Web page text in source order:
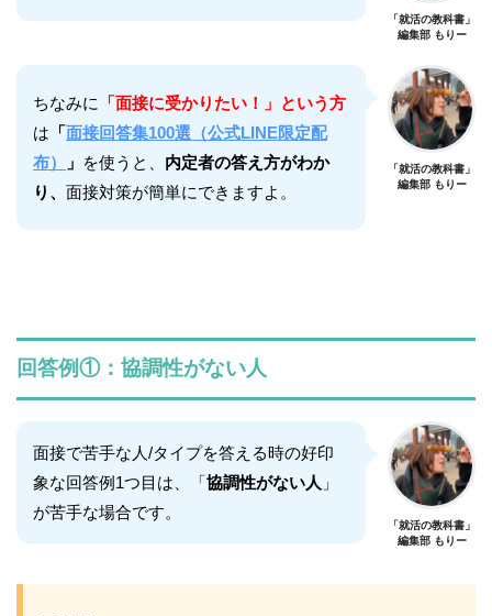
「就活の教科書」
編集部 もりー
ちなみに
「面接に受かりたい！」という方
は 「面接回答集100選（公式LINE限定配
布）
」 を使うと、 内定者の答え方がわか
り、 面接対策が簡単にできますよ。
「就活の教科書」
編集部 もりー
回答例①：協調性がない人
面接で苦手な人/タイプを答える時の好印
象な回答例1つ目は、「協調性がない人 」
が苦手な場合です。
「就活の教科書」
編集部 もりー